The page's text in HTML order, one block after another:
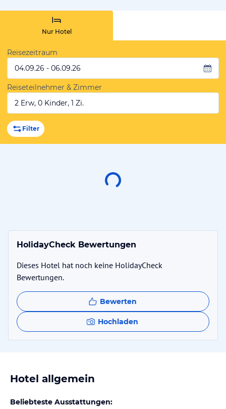
Nur Hotel
Reisezeitraum
04.09.26 - 06.09.26
Reiseteilnehmer & Zimmer
2 Erw, 0 Kinder, 1 Zi.
Filter
HolidayCheck Bewertungen
Dieses Hotel hat noch keine HolidayCheck
Bewertungen.
Bewerten
Hochladen
Hotel allgemein
Beliebteste Ausstattungen: